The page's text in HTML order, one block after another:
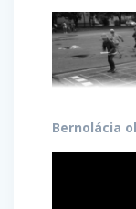
Bernolácia